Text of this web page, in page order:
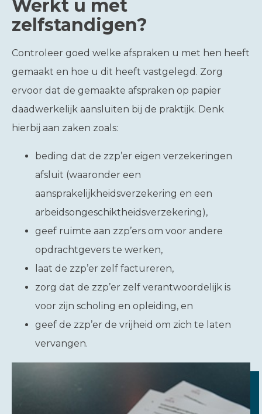
Werkt u met
zelfstandigen?
Controleer goed welke afspraken u met hen heeft
gemaakt en hoe u dit heeft vastgelegd. Zorg
ervoor dat de gemaakte afspraken op papier
daadwerkelijk aansluiten bij de praktijk. Denk
hierbij aan zaken zoals:
beding dat de zzp’er eigen verzekeringen
afsluit (waaronder een
aansprakelijkheidsverzekering en een
arbeidsongeschiktheidsverzekering),
geef ruimte aan zzp’ers om voor andere
opdrachtgevers te werken,
laat de zzp’er zelf factureren,
zorg dat de zzp’er zelf verantwoordelijk is
voor zijn scholing en opleiding, en
geef de zzp’er de vrijheid om zich te laten
vervangen.